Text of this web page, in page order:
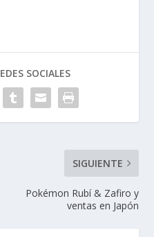
SOCIALES
SIGUIENTE
Pokémon Rubí & Zafiro y
ventas en Japón